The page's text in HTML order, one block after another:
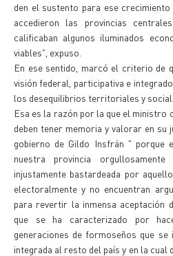
den el sustento para ese
accedieron las provincias
calificaban algunos iluminados
viables", expuso.
En ese sentido, marcó el criterio de
visión federal, participativa e
los desequilibrios territoriales y
Esa es la razón por la que el ministro
deben tener memoria y valorar en su
gobierno de Gildo Insfrán " porque
nuestra provincia
injustamente bastardeada por
electoralmente y no encuentran
para revertir la inmensa aceptación
que se ha caracterizado por
generaciones de formoseños que se
integrada al resto del país y en la